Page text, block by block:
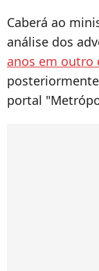
Caberá ao
análise dos
anos em outro
portal